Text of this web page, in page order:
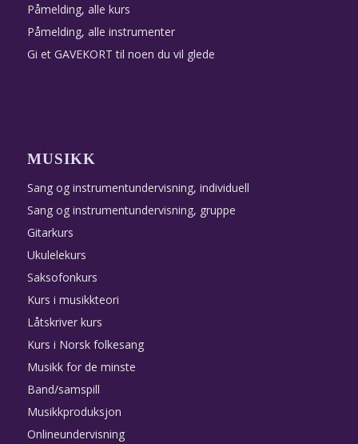
Påmelding, alle kurs
Påmelding, alle instrumenter
Gi et GAVEKORT til noen du vil glede
MUSIKK
Sang og instrumentundervisning, individuell
Sang og instrumentundervisning, gruppe
Gitarkurs
Ukulelekurs
Saksofonkurs
Kurs i musikkteori
Låtskriver kurs
Kurs i Norsk folkesang
Musikk for de minste
Band/samspill
Musikkproduksjon
Onlineundervisning